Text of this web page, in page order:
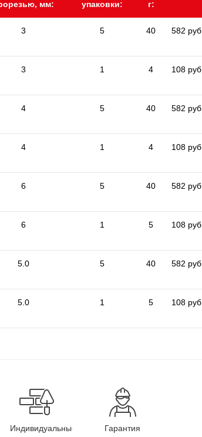
мм:
упаковки:
г:
3 5 40 582 руб.
3 1 4 108 руб.
4 5 40 582 руб.
4 1 4 108 руб.
6 5 40 582 руб.
6 1 5 108 руб.
5.0 5 40 582 руб.
5.0 1 5 108 руб.
Индивидуальные
Гарантия